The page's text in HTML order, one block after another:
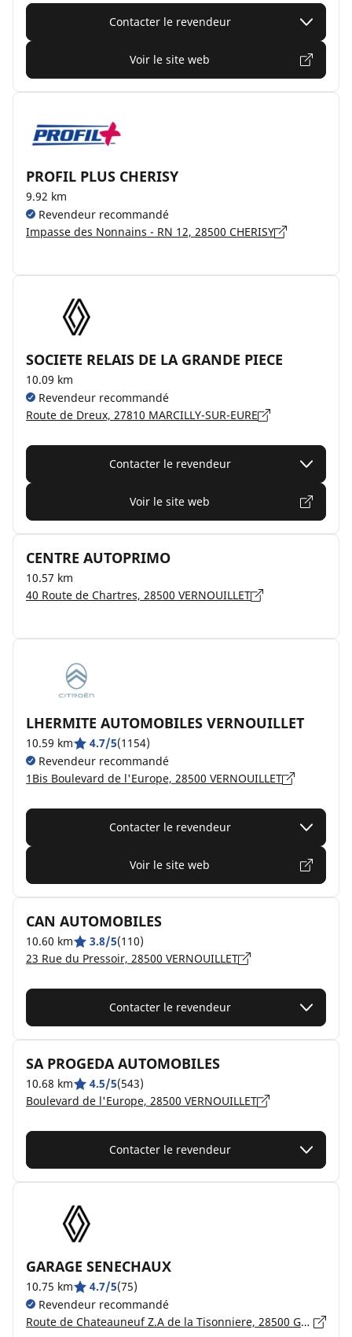
Contacter le revendeur
Voir le site web
PROFIL PLUS CHERISY
9.92 km
Revendeur recommandé
Impasse des Nonnains - RN 12, 28500 CHERISY
SOCIETE RELAIS DE LA GRANDE PIECE
10.09 km
Revendeur recommandé
Route de Dreux, 27810 MARCILLY-SUR-EURE
Contacter le revendeur
Voir le site web
CENTRE AUTOPRIMO
10.57 km
40 Route de Chartres, 28500 VERNOUILLET
LHERMITE AUTOMOBILES VERNOUILLET
10.59 km 4.7/5(1154)
Revendeur recommandé
1Bis Boulevard de l'Europe, 28500 VERNOUILLET
Contacter le revendeur
Voir le site web
CAN AUTOMOBILES
10.60 km 3.8/5(110)
23 Rue du Pressoir, 28500 VERNOUILLET
Contacter le revendeur
SA PROGEDA AUTOMOBILES
10.68 km 4.5/5(543)
Boulevard de l'Europe, 28500 VERNOUILLET
Contacter le revendeur
GARAGE SENECHAUX
10.75 km 4.7/5(75)
Revendeur recommandé
Route de Chateauneuf Z.A de la Tisonniere, 28500 GARNAY